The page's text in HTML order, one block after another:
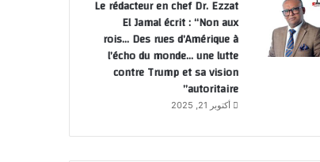
الحسيمة…توقيف المشتبه
بطفل قاصر بعد تفاعل أمني
Le rédacteur en chef Dr. Ezzat
El Jamal écrit : “Non aux
rois… Des rues d’Amérique à
l’écho du monde… une lutte
contre Trump et sa vision
autoritaire”
أكتوبر 21, 2025